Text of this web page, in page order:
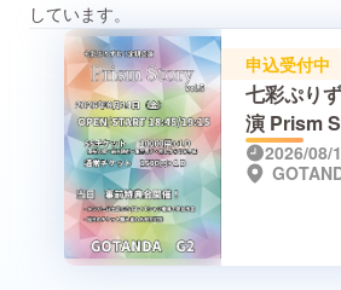
しています。
申込受付中
七彩ぷり
演 Prism
2026/08/